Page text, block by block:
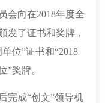
会向在2018年度全
发了证书和奖牌，
位”证书和“2018
”奖牌。
完成“创文”领导机